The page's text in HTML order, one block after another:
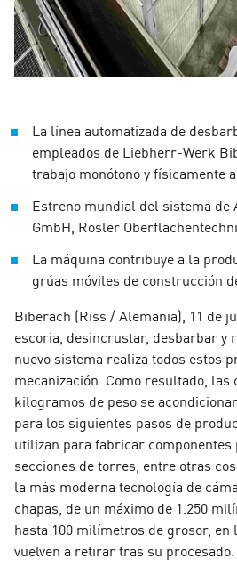
La línea automatizada de
empleados de Liebherr-Werk
trabajo monótono y físicamente
Estreno mundial del sistema de
GmbH, Rösler
La máquina contribuye a la
grúas móviles de construcción
Biberach (Riss / Alemania), 11 de
escoria, desincrustar, desbarbar y
nuevo sistema realiza todos estos
mecanización. Como resultado, las
kilogramos de peso se
para los siguientes pasos de
utilizan para fabricar
secciones de torres, entre otras
la más moderna tecnología de
chapas, de un máximo de 1.250
hasta 100 milímetros de grosor, en
vuelven a retirar tras su procesado.